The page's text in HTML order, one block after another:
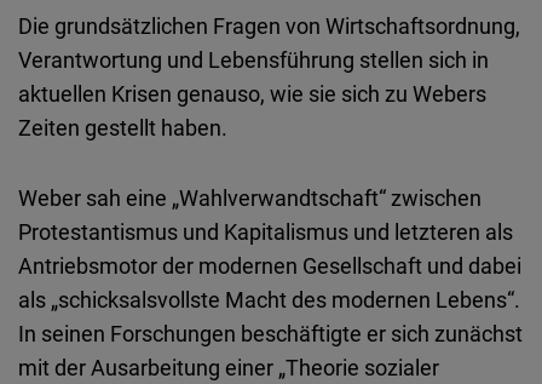
Die grundsätzlichen Fragen von Wirtschaftsordnung,
Verantwortung und Lebensführung stellen sich in
aktuellen Krisen genauso, wie sie sich zu Webers
Zeiten gestellt haben.
Weber sah eine „Wahlverwandtschaft“ zwischen
Protestantismus und Kapitalismus und letzteren als
Antriebsmotor der modernen Gesellschaft und dabei
als „schicksalsvollste Macht des modernen Lebens“.
In seinen Forschungen beschäftigte er sich zunächst
mit der Ausarbeitung einer „Theorie sozialer